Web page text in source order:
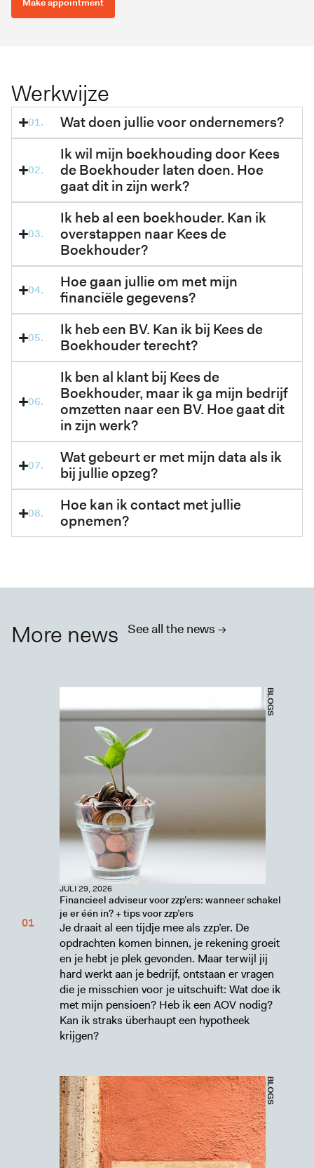
Make appointment
Werkwijze
Wat doen jullie voor ondernemers?
Ik wil mijn boekhouding door Kees
de Boekhouder laten doen. Hoe
gaat dit in zijn werk?
Ik heb al een boekhouder. Kan ik
overstappen naar Kees de
Boekhouder?
Hoe gaan jullie om met mijn
financiële gegevens?
Ik heb een BV. Kan ik bij Kees de
Boekhouder terecht?
Ik ben al klant bij Kees de
Boekhouder, maar ik ga mijn bedrijf
omzetten naar een BV. Hoe gaat dit
in zijn werk?
Wat gebeurt er met mijn data als ik
bij jullie opzeg?
Hoe kan ik contact met jullie
opnemen?
More news See all the news ->
BLOGS
JULI 29, 2026
Financieel adviseur voor zzp’ers: wanneer schakel
je er één in? + tips voor zzp’ers
Je draait al een tijdje mee als zzp’er. De
opdrachten komen binnen, je rekening groeit
en je hebt je plek gevonden. Maar terwijl jij
hard werkt aan je bedrijf, ontstaan er vragen
die je misschien voor je uitschuift: Wat doe ik
met mijn pensioen? Heb ik een AOV nodig?
Kan ik straks überhaupt een hypotheek
krijgen?
BLOGS